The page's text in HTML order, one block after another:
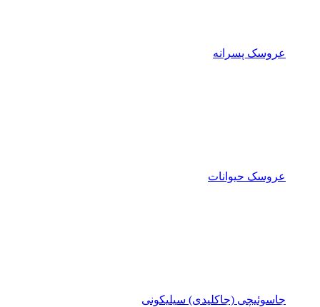
عروسک پسرانه
عروسک حیوانات
جاسوئیچی (جاکلیدی) سیلیکونی